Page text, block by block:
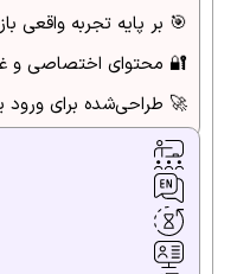
🎯 بر پایه تجربه واقعی
🔐 محتوای اختصاصی و
🚀 طراحی‌شده برای ورود